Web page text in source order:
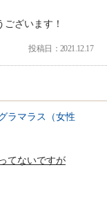
ざいます！
投稿日：2021.12.17
ラマラス（女性
てないですが